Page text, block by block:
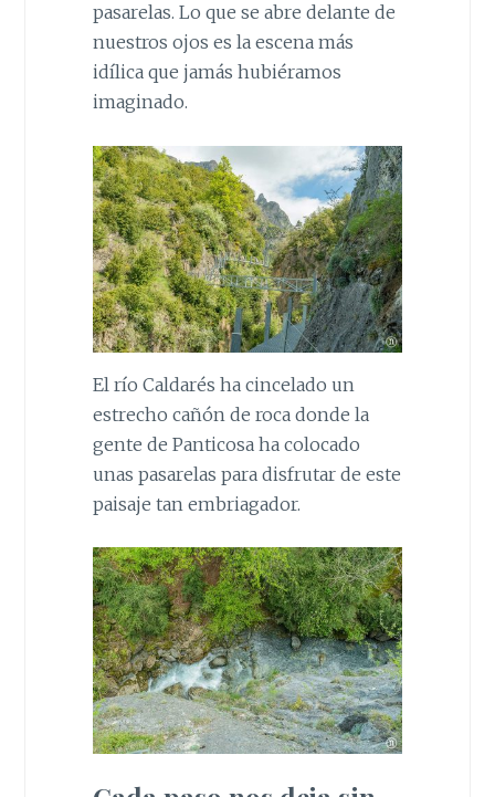
pasarelas. Lo que se abre delante de
nuestros ojos es la escena más
idílica que jamás hubiéramos
imaginado.
El río Caldarés ha cincelado un
estrecho cañón de roca donde la
gente de Panticosa ha colocado
unas pasarelas para disfrutar de este
paisaje tan embriagador.